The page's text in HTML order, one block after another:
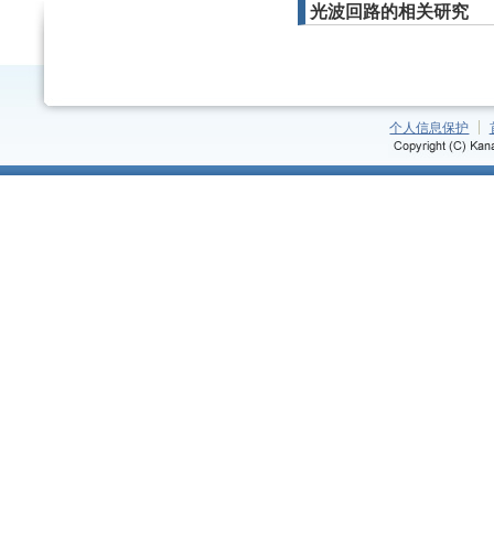
光波回路的相关研究
个人信息保护